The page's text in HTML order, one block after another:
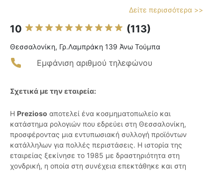
Δείτε περισσότερα >>
10 (113)
Θεσσαλονίκη, Γρ.Λαμπράκη 139 Άνω Τούμπα
Εμφάνιση αριθμού τηλεφώνου
Σχετικά με την εταιρεία:
Η Prezioso αποτελεί ένα κοσμηματοπωλείο και
κατάστημα ρολογιών που εδρεύει στη Θεσσαλονίκη,
προσφέροντας μια εντυπωσιακή συλλογή προϊόντων
κατάλληλων για πολλές περιστάσεις. Η ιστορία της
εταιρείας ξεκίνησε το 1985 με δραστηριότητα στη
χονδρική, η οποία στη συνέχεια επεκτάθηκε και στη